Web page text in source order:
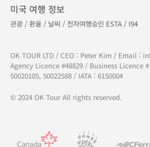
미국 여행 정보
관광 / 환율 / 날씨 / 전자여행승인 ESTA / I94
OK TOUR LTD / CEO : Peter Kim / Email :
Agency Licence #48829 / Business Licence
50020105, 50022588 / IATA : 6150004
© 2024 OK Tour All rights reserved.